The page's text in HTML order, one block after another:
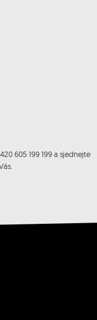
605 199 199 a sjednejte